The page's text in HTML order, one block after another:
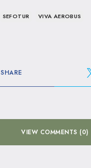
SEFOTUR VIVA AEROBUS
SHARE
VIEW COMMENTS (0)